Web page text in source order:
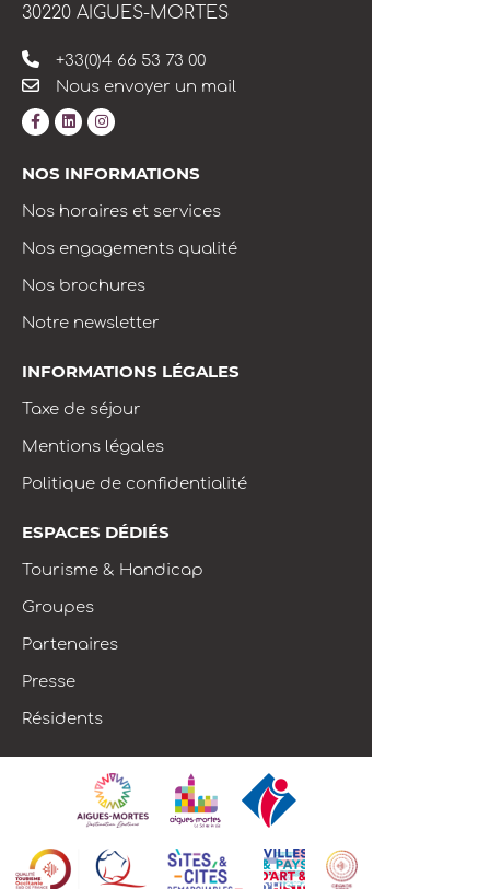
30220 AIGUES-MORTES
+33(0)4 66 53 73 00
Nous envoyer un mail
NOS INFORMATIONS
Nos horaires et services
Nos engagements qualité
Nos brochures
Notre newsletter
INFORMATIONS LÉGALES
Taxe de séjour
Mentions légales
Politique de confidentialité
ESPACES DÉDIÉS
Tourisme & Handicap
Groupes
Partenaires
Presse
Résidents